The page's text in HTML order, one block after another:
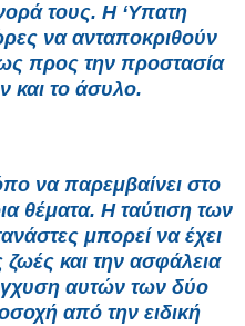
τους. Η ‘Υπατη
να ανταποκριθούν
προς την προστασία
το άσυλο.
να παρεμβαίνει στο
θέματα. Η ταύτιση των
μπορεί να έχει
και την ασφάλεια
αυτών των δύο
από την ειδική